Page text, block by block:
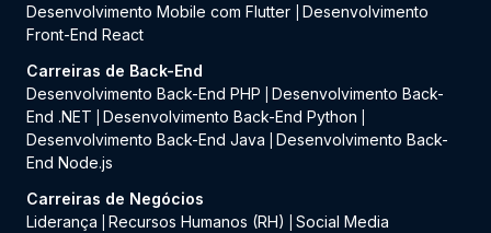
Desenvolvimento Mobile com Flutter
Desenvolvimento
Front-End React
Carreiras de Back-End
Desenvolvimento Back-End PHP
Desenvolvimento Back-
End .NET
Desenvolvimento Back-End Python
Desenvolvimento Back-End Java
Desenvolvimento Back-
End Node.js
Carreiras de Negócios
Liderança
Recursos Humanos (RH)
Social Media